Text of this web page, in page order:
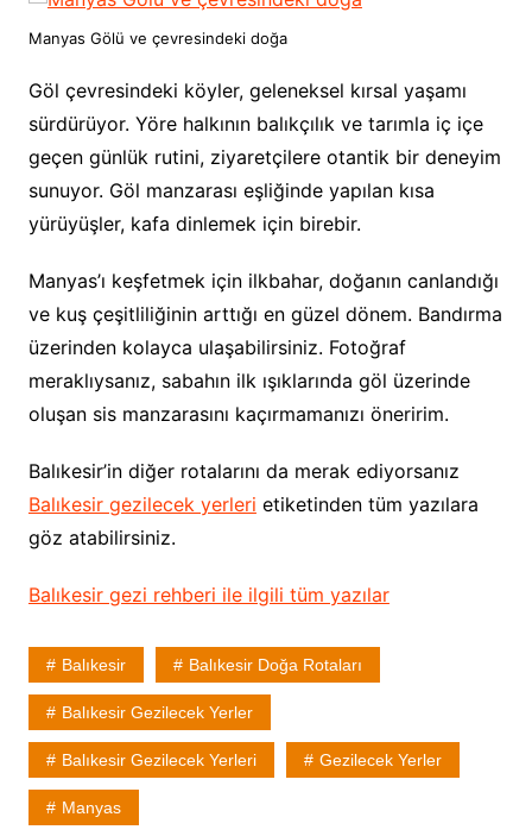
Manyas Gölü ve çevresindeki doğa
Göl çevresindeki köyler, geleneksel kırsal yaşamı
sürdürüyor. Yöre halkının balıkçılık ve tarımla iç içe
geçen günlük rutini, ziyaretçilere otantik bir deneyim
sunuyor. Göl manzarası eşliğinde yapılan kısa
yürüyüşler, kafa dinlemek için birebir.
Manyas’ı keşfetmek için ilkbahar, doğanın canlandığı
ve kuş çeşitliliğinin arttığı en güzel dönem. Bandırma
üzerinden kolayca ulaşabilirsiniz. Fotoğraf
meraklıysanız, sabahın ilk ışıklarında göl üzerinde
oluşan sis manzarasını kaçırmamanızı öneririm.
Balıkesir’in diğer rotalarını da merak ediyorsanız
Balıkesir gezilecek yerleri etiketinden tüm yazılara
göz atabilirsiniz.
Balıkesir gezi rehberi ile ilgili tüm yazılar
Balıkesir Balıkesir Doğa Rotaları
Balıkesir Gezilecek Yerler
Balıkesir Gezilecek Yerleri Gezilecek Yerler
Manyas